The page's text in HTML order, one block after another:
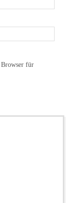
Browser für